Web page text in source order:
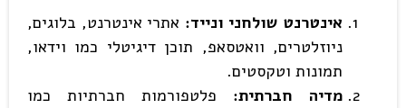
אינטרנט שולחני ונייד: אתרי אינטרנט, בלוגים,
ניוזלטרים, וואטסאפ, תוכן דיגיטלי כמו וידאו,
תמונות וטקסטים.
מדיה חברתית: פלטפורמות חברתיות כמו